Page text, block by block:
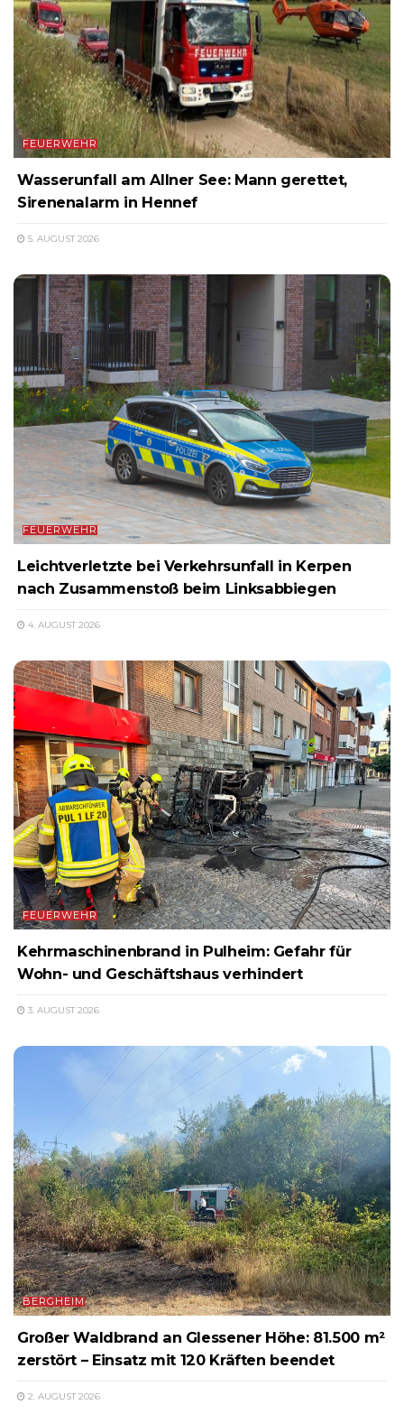
FEUERWEHR
Wasserunfall am Allner See: Mann gerettet,
Sirenenalarm in Hennef
5. AUGUST 2026
FEUERWEHR
Leichtverletzte bei Verkehrsunfall in Kerpen
nach Zusammenstoß beim Linksabbiegen
4. AUGUST 2026
FEUERWEHR
Kehrmaschinenbrand in Pulheim: Gefahr für
Wohn- und Geschäftshaus verhindert
3. AUGUST 2026
BERGHEIM
Großer Waldbrand an Glessener Höhe: 81.500 m²
zerstört – Einsatz mit 120 Kräften beendet
2. AUGUST 2026